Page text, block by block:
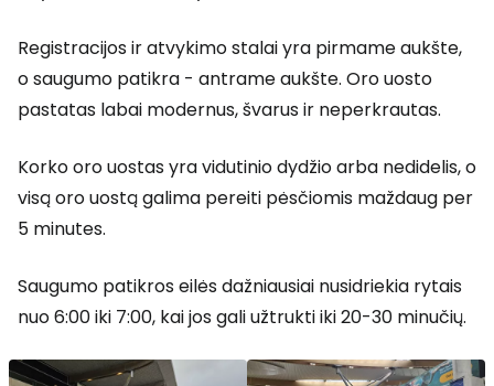
Registracijos ir atvykimo stalai yra pirmame aukšte,
o saugumo patikra - antrame aukšte. Oro uosto
pastatas labai modernus, švarus ir neperkrautas.
Korko oro uostas yra vidutinio dydžio arba nedidelis, o
visą oro uostą galima pereiti pėsčiomis maždaug per
5 minutes.
Saugumo patikros eilės dažniausiai nusidriekia rytais
nuo 6:00 iki 7:00, kai jos gali užtrukti iki 20-30 minučių.